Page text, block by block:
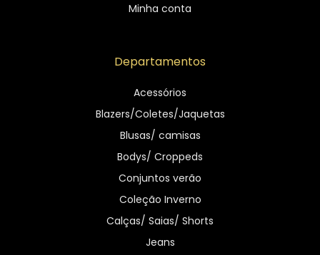
Minha conta
Departamentos
Acessórios
Blazers/Coletes/Jaquetas
Blusas/ camisas
Bodys/ Croppeds
Conjuntos verão
Coleção Inverno
Calças/ Saias/ Shorts
Jeans